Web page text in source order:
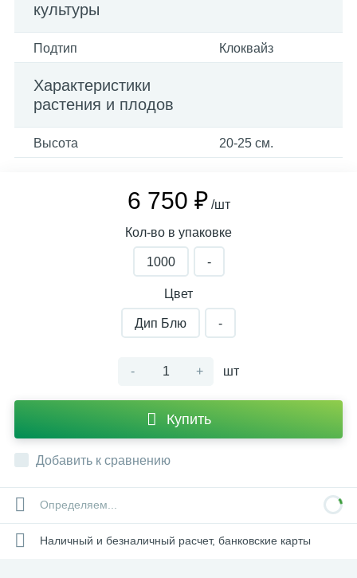
культуры
Подтип Клоквайз
Характеристики
растения и плодов
Высота 20-25 см.
6 750 ₽ /шт
Кол-во в упаковке
1000 -
Цвет
Дип Блю -
- + шт
Купить
Добавить к сравнению
Определяем...
Наличный и безналичный расчет, банковские карты